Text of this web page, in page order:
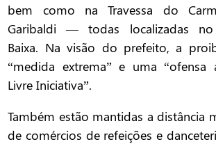
bem como na Travessa do
Garibaldi — todas localizadas
Baixa. Na visão do prefeito, a
“medida extrema” e uma “ofensa
Livre Iniciativa”.
Também estão mantidas a distância
de comércios de refeições e